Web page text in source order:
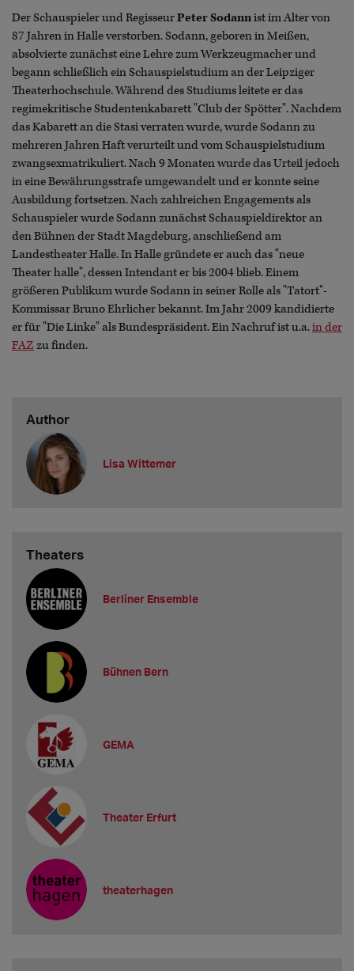
Der Schauspieler und RegisseurPeter Sodannist im Alter von
87 Jahren in Halle verstorben. Sodann, geboren in Meißen,
absolvierte zunächst eine Lehre zum Werkzeugmacher und
begann schließlich ein Schauspielstudium an der Leipziger
Theaterhochschule. Während des Studiums leitete er das
regimekritische Studentenkabarett "Club der Spötter". Nachdem
das Kabarett an die Stasi verraten wurde, wurde Sodann zu
mehreren Jahren Haft verurteilt und vom Schauspielstudium
zwangsexmatrikuliert. Nach 9 Monaten wurde das Urteil jedoch
in eine Bewährungsstrafe umgewandelt und er konnte seine
Ausbildung fortsetzen. Nach zahlreichen Engagements als
Schauspieler wurde Sodann zunächst Schauspieldirektor an
den Bühnen der Stadt Magdeburg, anschließend am
Landestheater Halle. In Halle gründete er auch das "neue
Theater halle", dessen Intendant er bis 2004 blieb. Einem
größeren Publikum wurde Sodann in seiner Rolle als "Tatort"-
Kommissar Bruno Ehrlicher bekannt. Im Jahr 2009 kandidierte
er für "Die Linke" als Bundespräsident. Ein Nachruf ist u.a.in der
FAZ zu finden.
Author
Lisa Wittemer
Theaters
Berliner Ensemble
Bühnen Bern
GEMA
Theater Erfurt
theaterhagen